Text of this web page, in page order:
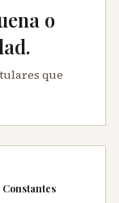
o
que
Constantes